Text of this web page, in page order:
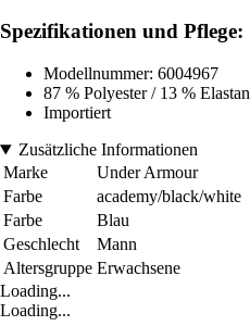
Spezifikationen und Pflege:
Modellnummer: 6004967
87 % Polyester / 13 % Elastan
Importiert
Zusätzliche Informationen
Marke
Under Armour
Farbe
academy/black/white
Farbe
Blau
Geschlecht
Mann
Altersgruppe Erwachsene
Loading...
Loading...